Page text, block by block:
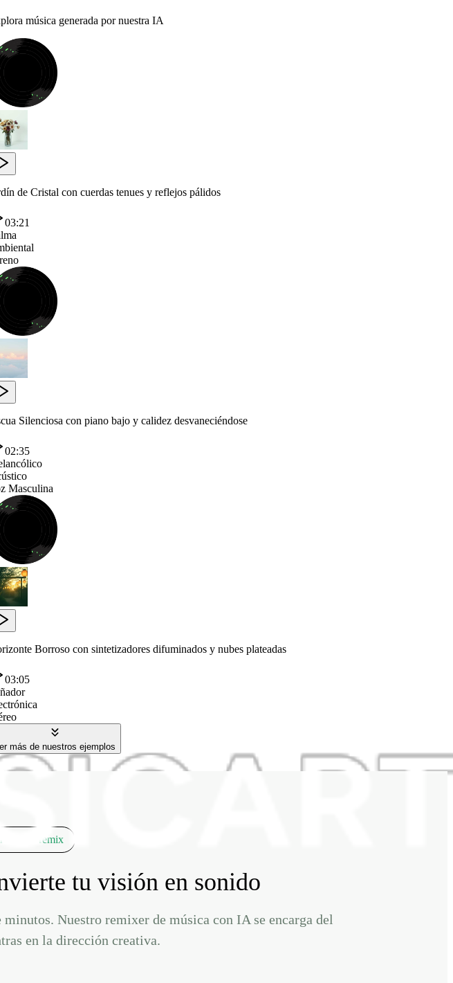
música generada por nuestra IA
de Cristal con cuerdas tenues y reflejos pálidos
03:21
Silenciosa con piano bajo y calidez desvaneciéndose
02:35
Masculina
Borroso con sintetizadores difuminados y nubes plateadas
03:05
más de nuestros ejemplos
hacer un remix
tu visión en sonido
Nuestro remixer de música con IA se encarga del
en la dirección creativa.